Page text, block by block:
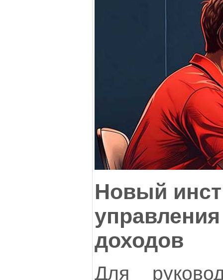
Новый
доходов
Для